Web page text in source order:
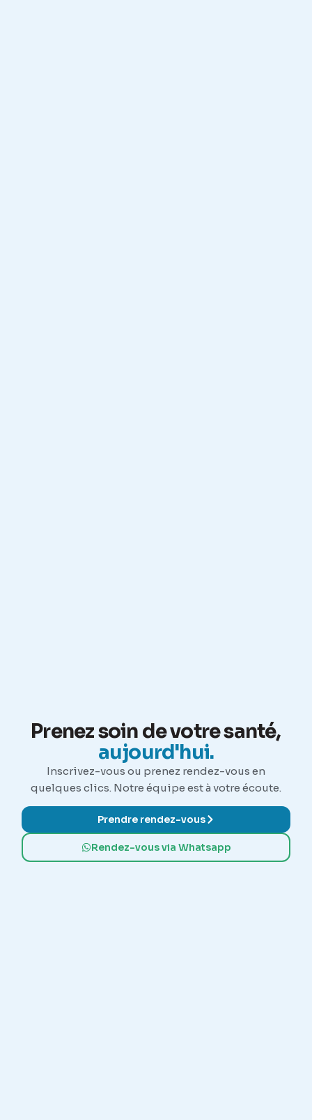
Prenez soin de votre santé,
aujourd'hui.
Inscrivez-vous ou prenez rendez-vous en
quelques clics. Notre équipe est à votre écoute.
Prendre rendez-vous
Rendez-vous via Whatsapp